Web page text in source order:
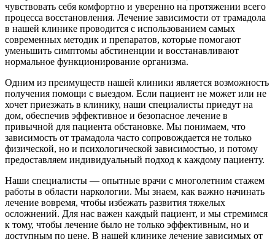
чувствовать себя комфортно и уверенно на протяжении всего
процесса восстановления. Лечение зависимости от трамадола
в нашей клинике проводится с использованием самых
современных методик и препаратов, которые помогают
уменьшить симптомы абстиненции и восстанавливают
нормальное функционирование организма.
Одним из преимуществ нашей клиники является возможность
получения помощи с выездом. Если пациент не может или не
хочет приезжать в клинику, наши специалисты приедут на
дом, обеспечив эффективное и безопасное лечение в
привычной для пациента обстановке. Мы понимаем, что
зависимость от трамадола часто сопровождается не только
физической, но и психологической зависимостью, и потому
предоставляем индивидуальный подход к каждому пациенту.
Наши специалисты — опытные врачи с многолетним стажем
работы в области наркологии. Мы знаем, как важно начинать
лечение вовремя, чтобы избежать развития тяжелых
осложнений. Для нас важен каждый пациент, и мы стремимся
к тому, чтобы лечение было не только эффективным, но и
доступным по цене. В нашей клинике лечение зависимых от